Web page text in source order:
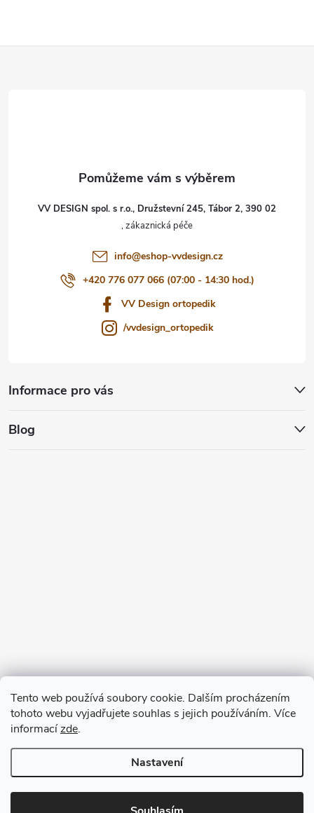
Tento web používá soubory cookie. Dalším procházením
tohoto webu vyjadřujete souhlas s jejich používáním. Více
informacízde.
Nastavení
VV DESIGN spol. s r.o., Družstevní 245, Tábor 2, 390 02
info@eshop-vvdesign.cz
+420 776 077 066 (07:00 - 14:30 hod.)
VV Design ortopedik
/vvdesign_ortopedik
Informace pro vás
Blog
Copyright 2026VV DESIGN. Všechna práva vyhrazena.Upravit
nastavení cookies